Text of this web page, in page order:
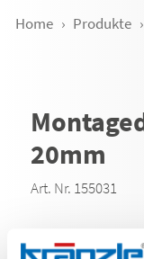
Home Produkte
20mm
Art. Nr. 155031
Montagedorn